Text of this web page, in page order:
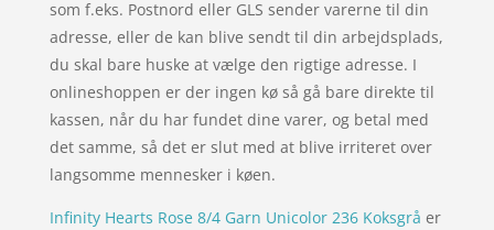
som f.eks. Postnord eller GLS sender varerne til din
adresse, eller de kan blive sendt til din arbejdsplads,
du skal bare huske at vælge den rigtige adresse. I
onlineshoppen er der ingen kø så gå bare direkte til
kassen, når du har fundet dine varer, og betal med
det samme, så det er slut med at blive irriteret over
langsomme mennesker i køen.
Infinity Hearts Rose 8/4 Garn Unicolor 236 Koksgrå er